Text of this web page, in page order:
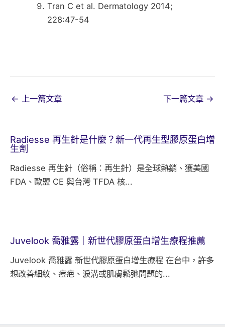
Tran C et al. Dermatology 2014;
228:47-54
← 上一篇文章 下一篇文章 →
Radiesse 再生針是什麼？新一代再生型膠原蛋白增
生劑
Radiesse 再生針（俗稱：再生針）是全球熱銷、獲美國
FDA、歐盟 CE 與台灣 TFDA 核...
Juvelook 喬雅露｜新世代膠原蛋白增生療程推薦
Juvelook 喬雅露 新世代膠原蛋白增生療程 在台中，許多
想改善細紋、痘疤、淚溝或肌膚鬆弛問題的...